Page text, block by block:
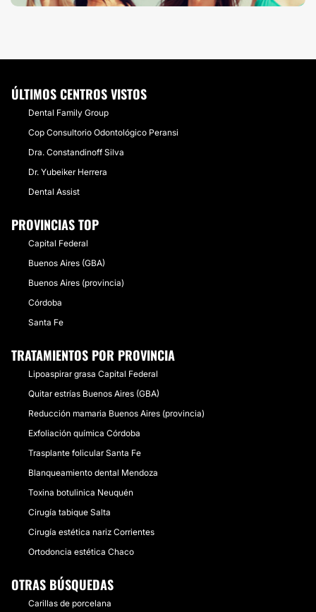
ÚLTIMOS CENTROS VISTOS
Dental Family Group
Cop Consultorio Odontológico Peransi
Dra. Constandinoff Silva
Dr. Yubeiker Herrera
Dental Assist
PROVINCIAS TOP
Capital Federal
Buenos Aires (GBA)
Buenos Aires (provincia)
Córdoba
Santa Fe
TRATAMIENTOS POR PROVINCIA
Lipoaspirar grasa Capital Federal
Quitar estrías Buenos Aires (GBA)
Reducción mamaria Buenos Aires (provincia)
Exfoliación química Córdoba
Trasplante folicular Santa Fe
Blanqueamiento dental Mendoza
Toxina botulinica Neuquén
Cirugía tabique Salta
Cirugía estética nariz Corrientes
Ortodoncia estética Chaco
OTRAS BÚSQUEDAS
Carillas de porcelana